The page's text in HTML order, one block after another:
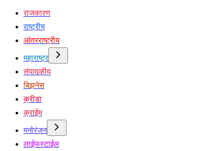
राजकारण
राष्ट्रीय
आंतरराष्ट्रीय
महाराष्ट्र
संपादकीय
बिझनेस
क्रीडा
क्राईम
मनोरंजन
लाईफस्टाईल